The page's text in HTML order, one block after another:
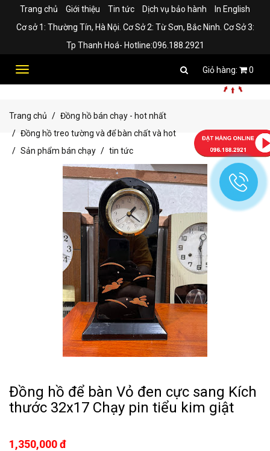
Trang chủ Giới thiệu Tin tức Dịch vụ bảo hành
In English
Cơ sở 1: Thường Tín, Hà Nội. Cơ Sở 2: Từ Sơn, Bắc Ninh. Cơ Sở 3:
Tp Thanh Hoá- Hotline:096.188.2921
Toggle
0
Trang chủ
Đồng hồ bán chạy - hot nhất
Đồng hồ treo tường và để bàn chất và hot
Sản phẩm bán chạy
tin tức
Đồng hồ để bàn Vỏ đen cực sang Kích
thước 32x17 Chạy pin tiểu kim giật
1,350,000 đ